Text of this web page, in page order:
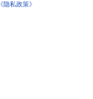
《隐私政策》